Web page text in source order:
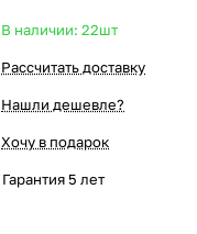
В наличии: 22шт
Рассчитать доставку
Нашли дешевле?
Хочу в подарок
Гарантия 5 лет